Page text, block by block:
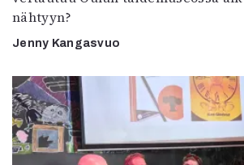
nähtyyn?
Jenny Kangasvuo